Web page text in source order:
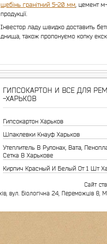
щебінь гранітний 5-20 мм , цемент
продукції.
Інвестор ладу швидко доставить
днища, також пропонуємо копку
ГИПСОКАРТОН И ВСЕ ДЛЯ
-ХАРЬКОВ
Гипсокартон Харьков
Шпаклевки Кнауф Харьков
Утеплитель В Рулонах, Вата,
Сетка В Харькове
Кирпич Красный И Белый От 1 Шт
Сайт